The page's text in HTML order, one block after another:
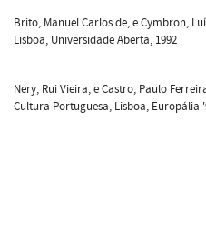
Brito, Manuel Carlos de, e Cymbron,
Lisboa, Universidade Aberta, 1992
Nery, Rui Vieira, e Castro, Paulo
Cultura Portuguesa, Lisboa, Europália